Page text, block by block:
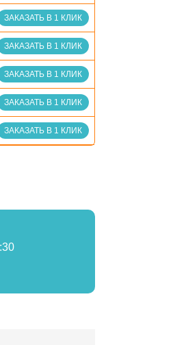
ЗАКАЗАТЬ В 1 КЛИК
ЗАКАЗАТЬ В 1 КЛИК
ЗАКАЗАТЬ В 1 КЛИК
ЗАКАЗАТЬ В 1 КЛИК
ЗАКАЗАТЬ В 1 КЛИК